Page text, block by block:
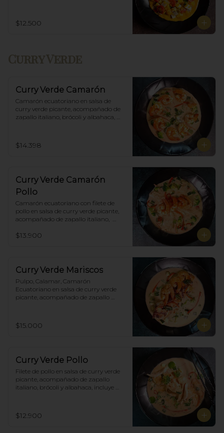
$12.500
Curry Verde
Curry Verde Camarón
Camarón ecuatoriano en salsa de
curry verde picante, acompañado de
zapallo italiano, brócoli y albahaca,
$14.398
Curry Verde Camarón
Pollo
Camarón ecuatoriano con filete de
pollo en salsa de curry verde picante,
acompañado de zapallo italiano,
arroz blanco.
$13.900
Curry Verde Mariscos
Pulpo, Calamar, Camarón
Ecuatoriano en salsa de curry verde
picante, acompañado de zapallo
$15.000
Curry Verde Pollo
Filete de pollo en salsa de curry verde
picante, acompañado de zapallo
italiano, brócoli y albahaca, incluye
$12.900